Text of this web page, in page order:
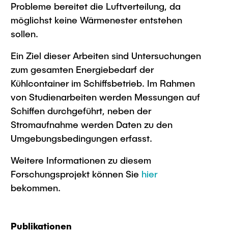
Probleme bereitet die Luftverteilung, da
möglichst keine Wärmenester entstehen
sollen.
Ein Ziel dieser Arbeiten sind Untersuchungen
zum gesamten Energiebedarf der
Kühlcontainer im Schiffsbetrieb. Im Rahmen
von Studienarbeiten werden Messungen auf
Schiffen durchgeführt, neben der
Stromaufnahme werden Daten zu den
Umgebungsbedingungen erfasst.
Weitere Informationen zu diesem
Forschungsprojekt können Sie hier
bekommen.
Publikationen